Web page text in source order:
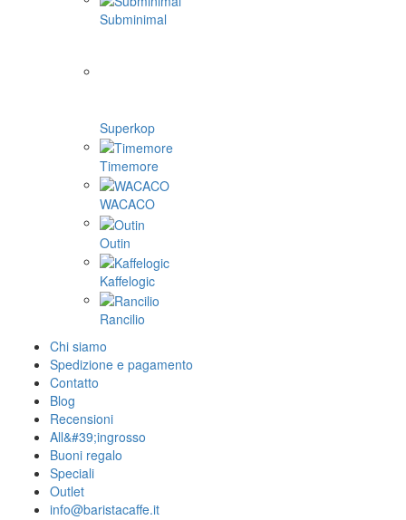
Subminimal
Superkop
Timemore
WACACO
Outin
Kaffelogic
Rancilio
Chi siamo
Spedizione e pagamento
Contatto
Blog
Recensioni
All&#39;ingrosso
Buoni regalo
Speciali
Outlet
info@baristacaffe.it